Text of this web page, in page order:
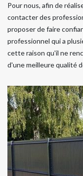
Pour nous, afin de
contacter des
proposer de faire
professionnel qui a
cette raison qu'il ne
d'une meilleure qualité